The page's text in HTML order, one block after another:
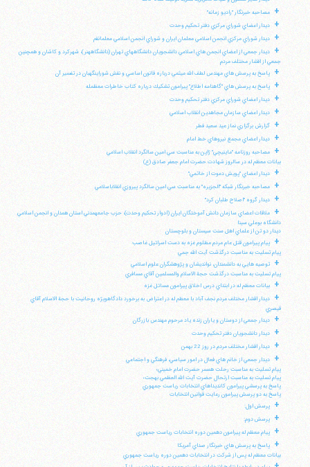
+ مصاحبه خبرنگار "راديو زمانه"
+ ديدار اعضاي شوراي مركزي دفتر تحكيم وحدت
+ ديدار شوراي مركزي انجمن اسلامي معلمان ايران و شوراي انجمن اسلامي معلمانقم
+
ديدار جمعي از اعضاي انجمن هاي اسلامي دانشجويان دانشگاههاي تهران (دانشگاههنر)، شهركرد و كاشان و همچنين
جمعي از اقشار مختلف مردم
+ پاسخ به پرسش هاي مهندس لطف الله ميثمي درباره قانون اساسي و نقش شوراينگهبان در تفسير آن
+ پاسخ به پرسش هاي "گاهنامه اطلاع" پيرامون تشكيك درباره كتاب خاطرات معظمله
+ ديدار اعضاي شوراي مركزي دفتر تحكيم وحدت
+ ديدار اعضاي سازمان مجاهدين انقلاب اسلامي
+ گزارش برگزاري نماز عيد سعيد فطر
+ ديدار اعضاي مجمع نيروهاي خط امام
+
مصاحبه روزنامه "ماينيچي" ژاپن به مناسبت سي امين سالگرد انقلاب اسلامي
بيانات معظم له در سالروز شهادت حضرت امام جعفر صادق (ع)
+ ديدار اعضاي "پويش دعوت از خاتمي"
+ مصاحبه خبرنگار شبكه "الجزيره" به مناسبت سي امين سالگرد پيروزي انقلاباسلامي
+ ديدار گروه "اصلاح طلبان كرد"
+
ملاقات اعضاي سازمان دانش آموختگان ايران (ادوار تحكيم وحدت)، حزب جامعهمدني استان همدان و انجمن اسلامي
دانشگاه بوعلي سينا
ديدار دو تن از علماي اهل سنت سيستان و بلوچستان
+
پيام پيرامون قتل عام مردم مظلوم غزه به دست اسرائيل غاصب
پيام تسليت به مناسبت درگذشت آيت الله جمي
+
توصيه هايي به دانشمندان، نوانديشان و پژوهشگران علوم اسلامي
پيام تسليت به مناسبت درگذشت حجة الاسلام والمسلمين آقاي مسافري
+ بيانات معظم له در ابتداي درس اخلاق پيرامون مسائل غزه
+
ديدار اقشار مختلف مردم نجف آباد با معظم له در اعتراض به برخورد دادگاهويژه روحانيت با حجة الاسلام آقاي
قيصري
+ ديدار جمعي از دوستان و ياران زنده ياد مرحوم مهندس بازرگان
+ ديدار دانشجويان دفتر تحكيم وحدت
+ ديدار اقشار مختلف مردم در روز 22 بهمن
+
ديدار جمعي از خانم هاي فعال در امور سياسي، فرهنگي و اجتماعي
پيام تسليت به مناسبت رحلت همسر حضرت امام خميني؛
پيام تسليت به مناسبت ارتحال حضرت آيت الله العظمي بهجت؛
پاسخ به پرسشي پيرامون كانديداهاي انتخابات رياست جمهوري
پاسخ به دو پرسش پيرامون رعايت قوانين انتخابات
+ پرسش اول:
+ پرسش دوم:
+ پيام معظم له پيرامون دهمين دوره انتخابات رياست جمهوري
+
پاسخ به پرسش هاي خبرنگار صداي آمريكا
بيانات معظم له پس از شركت در انتخابات دهمين دوره رياست جمهوري